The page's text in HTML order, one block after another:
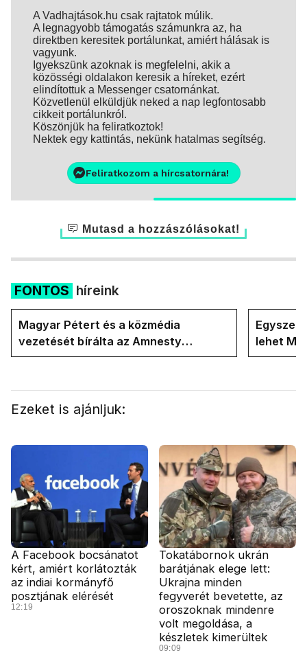
A Vadhajtások.hu csak rajtatok múlik.
A legnagyobb támogatás számunkra az, ha
direktben keresitek portálunkat, amiért hálásak is
vagyunk.
Igyekszünk azoknak is megfelelni, akik a
közösségi oldalakon keresik a híreket, ezért
elindítottuk a Messenger csatornánkat.
Közvetlenül elküldjük neked a nap legfontosabb
cikkeit portálunkról.
Köszönjük ha feliratkoztok!
Nektek egy kattintás, nekünk hatalmas segítség.
Feliratkozom a hírcsatornára!
Mutasd a hozzászólásokat!
FONTOS híreink
Magyar Pétert és a közmédia
vezetését bírálta az Amnesty
International a Klubrádióban
lehet
Ezeket is ajánljuk:
A Facebook bocsánatot
kért, amiért korlátozták
az indiai kormányfő
posztjának elérését
12:19
Tokatábornok ukrán
barátjának elege lett:
Ukrajna minden
fegyverét bevetette, az
oroszoknak mindenre
volt megoldása, a
készletek kimerültek
09:09